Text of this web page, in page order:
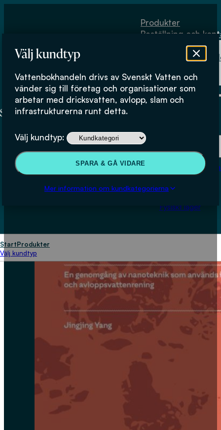
Välj kundtyp
Vattenbokhandeln drivs av Svenskt Vatten och
vänder sig till företag och organisationer som
arbetar med dricksvatten, avlopp, slam och
infrastrukturerna runt detta.
Välj kundtyp:
SPARA & GÅ VIDARE
Mer information om kundkategorierna
Produkter
Beställning och
Fysiskt lager
Beställning och kontakt
Om
Köpvillkor
Fysiskt lager
StartProdukter
Välj kundtyp